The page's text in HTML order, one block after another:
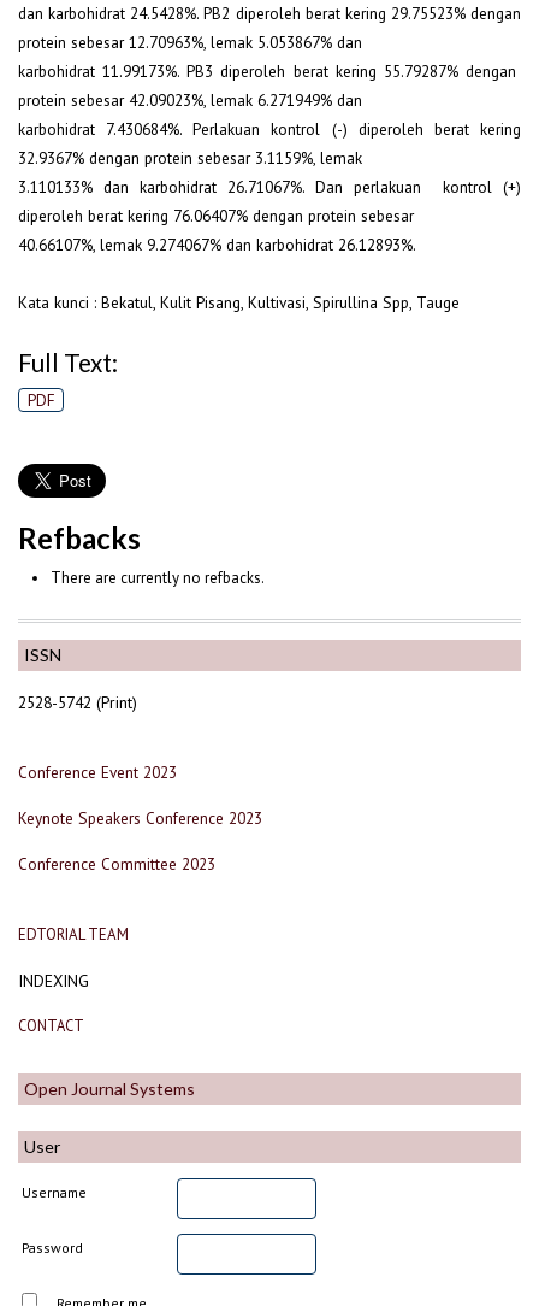
ISSN
2528-5742 (Print)
Conference Event 2023
Keynote Speakers Conference 2023
Conference Committee 2023
EDTORIAL TEAM
INDEXING
CONTACT
Open Journal Systems
User
Username
Password
dan karbohidrat 24.5428%. PB2 diperoleh berat kering 29.75523% dengan
protein sebesar 12.70963%, lemak 5.053867% dan
karbohidrat 11.99173%. PB3 diperoleh berat kering 55.79287% dengan
protein sebesar 42.09023%, lemak 6.271949% dan
karbohidrat 7.430684%. Perlakuan kontrol (-) diperoleh berat kering
32.9367% dengan protein sebesar 3.1159%, lemak
3.110133% dan karbohidrat 26.71067%. Dan perlakuan kontrol (+)
diperoleh berat kering 76.06407% dengan protein sebesar
40.66107%, lemak 9.274067% dan karbohidrat 26.12893%.
Kata kunci : Bekatul, Kulit Pisang, Kultivasi, Spirullina Spp, Tauge
Full Text:
PDF
Refbacks
There are currently no refbacks.